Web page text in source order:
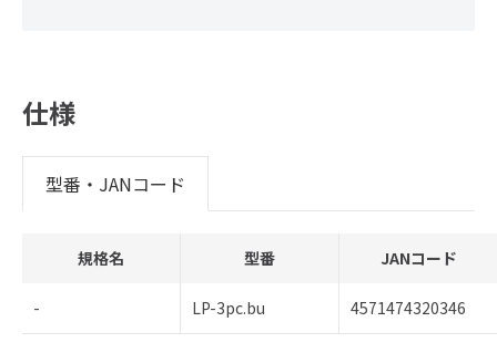
仕様
型番・JANコード
規格名 型番 JANコード
- LP-3pc.bu 4571474320346